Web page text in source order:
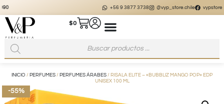
@vyp_store.chile vypstore.cl
$0
INICIO / PERFUMES / PERFUMES ÁRABES / RISALA ELITE – «BUBBLIZ MANGO POP» EDP
UNISEX 100 ML
-55%